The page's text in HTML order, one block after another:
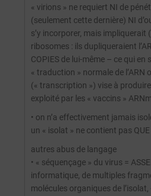
« virions » ne requiert NI de
(seulement cette dernière) NI
s’y incorporer, mais impliquerait
ribosomes : ils dupliqueraient
COPIES de lui-même – ce qui
« traduction » normale de l’ARN
(« transcription ») vise à
exploité par les « vaccins »
• on n’a effectivement jamais
un « isolat » ne contient pas
autres abus de langage
• « séquençage » du virus =
informatique, de multiples
molécules organiques de